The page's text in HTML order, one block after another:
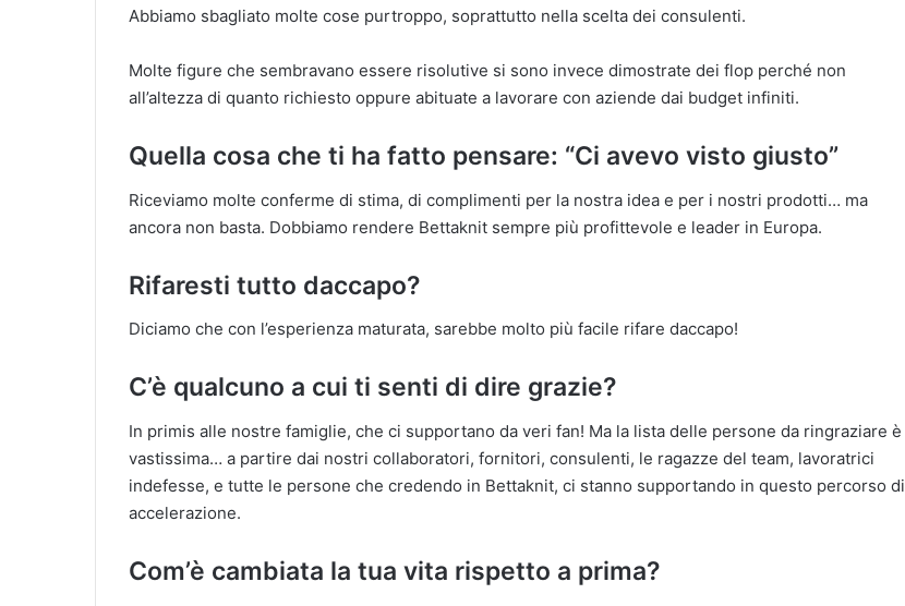
Abbiamo sbagliato molte cose purtroppo, soprattutto nella scelta dei consulenti.
Molte figure che sembravano essere risolutive si sono invece dimostrate dei flop perché non
all’altezza di quanto richiesto oppure abituate a lavorare con aziende dai budget infiniti.
Quella cosa che ti ha fatto pensare: “Ci avevo visto giusto”
Riceviamo molte conferme di stima, di complimenti per la nostra idea e per i nostri prodotti… ma
ancora non basta. Dobbiamo rendere Bettaknit sempre più profittevole e leader in Europa.
Rifaresti tutto daccapo?
Diciamo che con l’esperienza maturata, sarebbe molto più facile rifare daccapo!
C’è qualcuno a cui ti senti di dire grazie?
In primis alle nostre famiglie, che ci supportano da veri fan! Ma la lista delle persone da ringraziare è
vastissima… a partire dai nostri collaboratori, fornitori, consulenti, le ragazze del team, lavoratrici
indefesse, e tutte le persone che credendo in Bettaknit, ci stanno supportando in questo percorso di
accelerazione.
Com’è cambiata la tua vita rispetto a prima?